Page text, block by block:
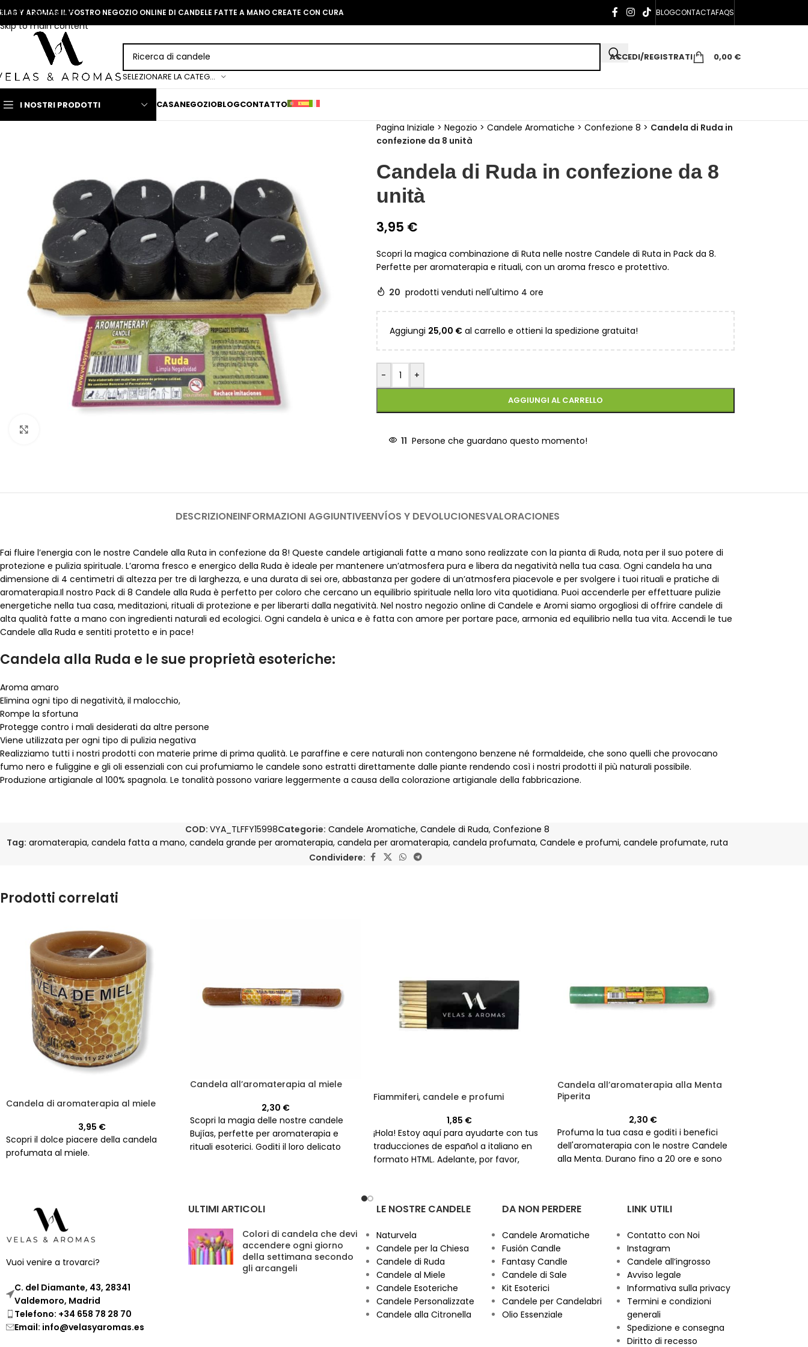
Skip to navigation
Skip to main content
Y AROMAS IL VOSTRO NEGOZIO ONLINE DI CANDELE FATTE A MANO CREATE CON CURA BLOGCONTACTAFAQS
SELEZIONARE LA CATEGORIA
ACCEDI/REGISTRATI 0,00 €
I NOSTRI PRODOTTI CASANEGOZIOBLOGCONTATTO
Pagina Iniziale > Negozio > Candele Aromatiche > Confezione 8 > Candela di Ruda in
confezione da 8 unità
Candela di Ruda in confezione da 8
unità
3,95 €
Scopri la magica combinazione di Ruta nelle nostre Candele di Ruta in Pack da 8.
Perfette per aromaterapia e rituali, con un aroma fresco e protettivo.
20 prodotti venduti nell'ultimo 4 ore
Aggiungi 25,00 €al carrello e ottieni la spedizione gratuita!
- +
AGGIUNGI AL CARRELLO
11 Persone che guardano questo momento!
DESCRIZIONEINFORMAZIONI AGGIUNTIVEENVÍOS Y DEVOLUCIONESVALORACIONES
Fai fluire l’energia con le nostre Candele alla Ruta in confezione da 8! Queste candele artigianali fatte a mano sono realizzate con la pianta di Ruda, nota per il suo potere di
protezione e pulizia spirituale. L’aroma fresco e energico della Ruda è ideale per mantenere un’atmosfera pura e libera da negatività nella tua casa. Ogni candela ha una
dimensione di 4 centimetri di altezza per tre di larghezza, e una durata di sei ore, abbastanza per godere di un’atmosfera piacevole e per svolgere i tuoi rituali e pratiche di
aromaterapia.Il nostro Pack di 8 Candele alla Ruda è perfetto per coloro che cercano un equilibrio spirituale nella loro vita quotidiana. Puoi accenderle per effettuare pulizie
energetiche nella tua casa, meditazioni, rituali di protezione e per liberarti dalla negatività. Nel nostro negozio online di Candele e Aromi siamo orgogliosi di offrire candele di
alta qualità fatte a mano con ingredienti naturali ed ecologici. Ogni candela è unica e è fatta con amore per portare pace, armonia ed equilibrio nella tua vita. Accendi le tue
Candele alla Ruda e sentiti protetto e in pace!
Candela alla Ruda e le sue proprietà esoteriche:
Aroma amaro
Elimina ogni tipo di negatività, il malocchio,
Rompe la sfortuna
Protegge contro i mali desiderati da altre persone
Viene utilizzata per ogni tipo di pulizia negativa
Realizziamo tutti i nostri prodotti con materie prime di prima qualità. Le paraffine e cere naturali non contengono benzene né formaldeide, che sono quelli che provocano
fumo nero e fuliggine e gli oli essenziali con cui profumiamo le candele sono estratti direttamente dalle piante rendendo così i nostri prodotti il più naturali possibile.
Produzione artigianale al 100% spagnola. Le tonalità possono variare leggermente a causa della colorazione artigianale della fabbricazione.
COD: VYA_TLFFY15998Categorie: Candele Aromatiche, Candele di Ruda, Confezione 8
Tag: aromaterapia, candela fatta a mano, candela grande per aromaterapia, candela per aromaterapia, candela profumata, Candele e profumi, candele profumate, ruta
Condividere:
Prodotti correlati
Candela di aromaterapia al miele
3,95 €
Scopri il dolce piacere della candela
profumata al miele.
Candela all’aromaterapia al miele
2,30 €
Scopri la magia delle nostre candele
Bujías, perfette per aromaterapia e
rituali esoterici. Goditi il loro delicato
Fiammiferi, candele e profumi
1,85 €
¡Hola! Estoy aquí para ayudarte con tus
traducciones de español a italiano en
formato HTML. Adelante, por favor,
número de caracteres. ¡Estoy listo para
Candela all’aromaterapia alla Menta
Piperita
2,30 €
Profuma la tua casa e goditi i benefici
dell'aromaterapia con le nostre Candele
alla Menta. Durano fino a 20 ore e sono
Vuoi venire a trovarci?
C. del Diamante, 43, 28341
Valdemoro, Madrid
Telefono: +34 658 78 28 70
Email: info@velasyaromas.es
ULTIMI ARTICOLI
Colori di candela che devi
accendere ogni giorno
della settimana secondo
gli arcangeli
LE NOSTRE CANDELE
Naturvela
Candele per la Chiesa
Candele di Ruda
Candele al Miele
Candele Esoteriche
Candele Personalizzate
Candele alla Citronella
DA NON PERDERE
Candele Aromatiche
Fusión Candle
Fantasy Candle
Candele di Sale
Kit Esoterici
Candele per Candelabri
Olio Essenziale
LINK UTILI
Contatto con Noi
Instagram
Candele all’ingrosso
Avviso legale
Informativa sulla privacy
Termini e condizioni
generali
Spedizione e consegna
Diritto di recesso